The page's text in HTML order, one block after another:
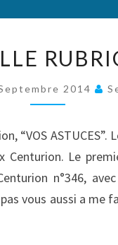
2014
“VOS
Centurion. Le
n°346,
vous aussi a me